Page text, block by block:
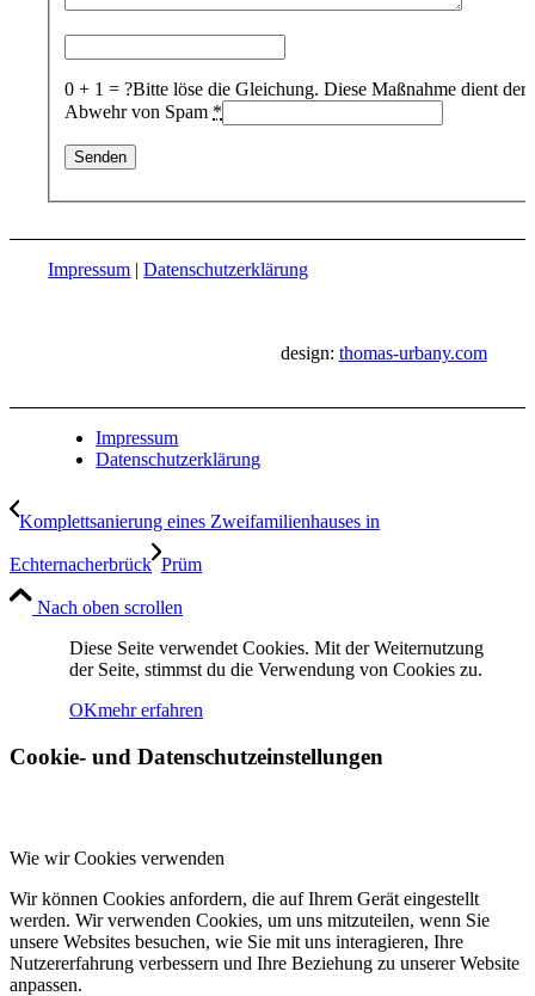
0 + 1 = ?Bitte löse die Gleichung. Diese Maßnahme dient der
Abwehr von Spam *
Impressum |Datenschutzerklärung
design: thomas-urbany.com
Impressum
Datenschutzerklärung
Komplettsanierung eines Zweifamilienhauses in
Echternacherbrück Prüm
Nach oben scrollen
Diese Seite verwendet Cookies. Mit der Weiternutzung
der Seite, stimmst du die Verwendung von Cookies zu.
OKmehr erfahren
Cookie- und Datenschutzeinstellungen
Wie wir Cookies verwenden
Wir können Cookies anfordern, die auf Ihrem Gerät eingestellt
werden. Wir verwenden Cookies, um uns mitzuteilen, wenn Sie
unsere Websites besuchen, wie Sie mit uns interagieren, Ihre
Nutzererfahrung verbessern und Ihre Beziehung zu unserer Website
anpassen.